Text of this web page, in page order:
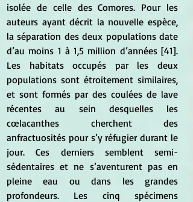
isolée de celle des Comores. Pour les
auteurs ayant décrit la nouvelle espèce,
la séparation des deux populations date
d’au moins 1 à 1,5 million d’années [41].
Les habitats occupés par les deux
populations sont étroitement similaires,
et sont formés par des coulées de lave
récentes au sein desquelles les
cœlacanthes cherchent des
anfractuosités pour s’y réfugier durant le
jour. Ces derniers semblent semi-
sédentaires et ne s’aventurent pas en
pleine eau ou dans les grandes
profondeurs. Les cinq spécimens